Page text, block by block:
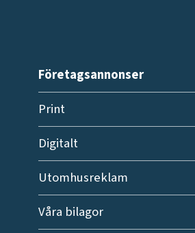
Företagsannonser
Print
Digitalt
Utomhusreklam
Våra bilagor